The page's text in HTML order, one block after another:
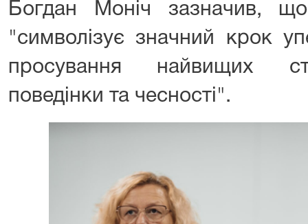
Богдан Моніч зазначив, що
"символізує значний крок
просування найвищих
поведінки та чесності".